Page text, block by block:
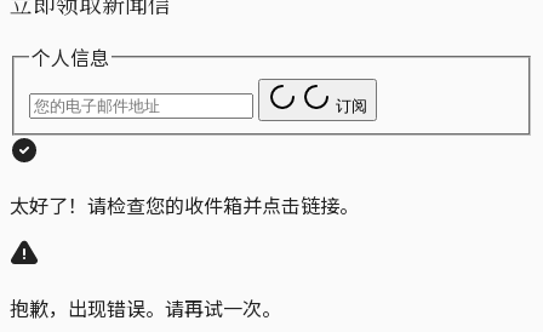
个人信息
订阅
太好了！请检查您的收件箱并点击链接。
抱歉，出现错误。请再试一次。